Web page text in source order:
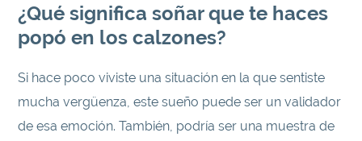
¿Qué significa soñar que te haces
popó en los calzones?
Si hace poco viviste una situación en la que sentiste
mucha vergüenza, este sueño puede ser un validador
de esa emoción. También, podría ser una muestra de